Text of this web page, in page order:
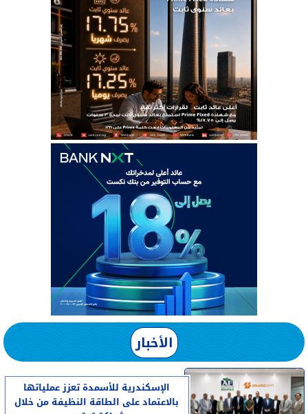
الأخبار
الإسكندرية للأسمدة تعزز عملياتها
بالاعتماد على الطاقة النظيفة من خلال